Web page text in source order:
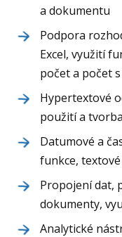
a dokumentu
Podpora
Excel, využití
počet a počet
Hypertextové
použití a
Datumové a
funkce,
Propojení dat,
dokumenty,
Analytické